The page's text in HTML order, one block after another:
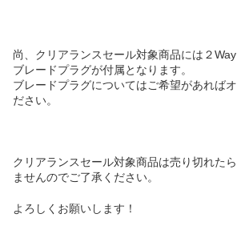
尚、クリアランスセール対象商品には２Way
ブレードプラグが付属となります。
ブレードプラグについてはご希望があれば
ださい。
クリアランスセール対象商品は売り切れた
ませんのでご了承ください。
よろしくお願いします！